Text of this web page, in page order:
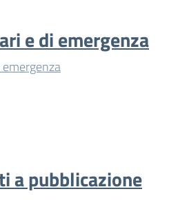
e di emergenza
a pubblicazione